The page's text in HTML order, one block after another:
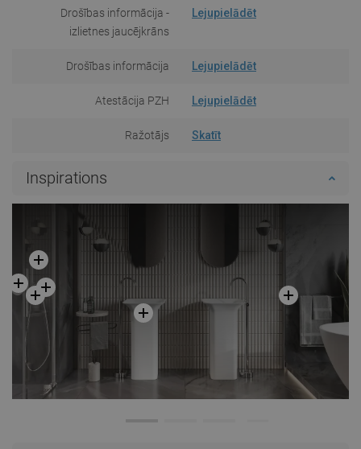
Drošības informācija -
izlietnes jaucējkrāns
Lejupielādēt
Drošības informācija Lejupielādēt
Atestācija PZH Lejupielādēt
Ražotājs Skatīt
Inspirations